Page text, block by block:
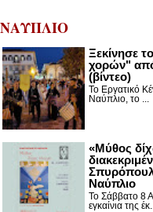
ΝΑΥΠΛΙΟ
Ξεκίνησε
χορών"
(βίντεο)
Το Εργατικό
Ναύπλιο, το ...
«Μύθος
Ναύπλιο
Το Σάββατο 8
εγκαίνια της έκ...